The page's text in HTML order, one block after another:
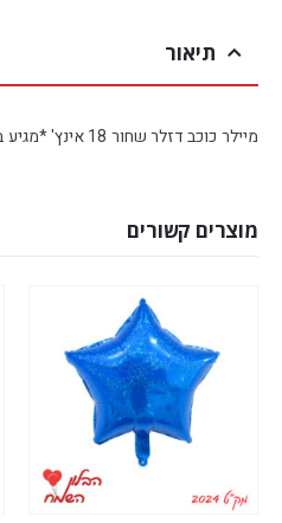
תיאור
מיילר כוכב דזלר שחור 18 אינץ' *מגיע בסיטונאות חבילה של 5 יח'*
מוצרים קשורים